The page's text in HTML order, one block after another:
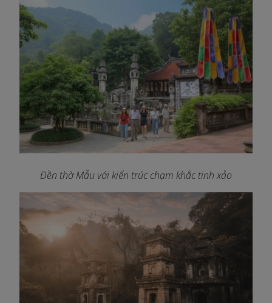
Đền thờ Mẫu với kiến trúc chạm khắc tinh xảo